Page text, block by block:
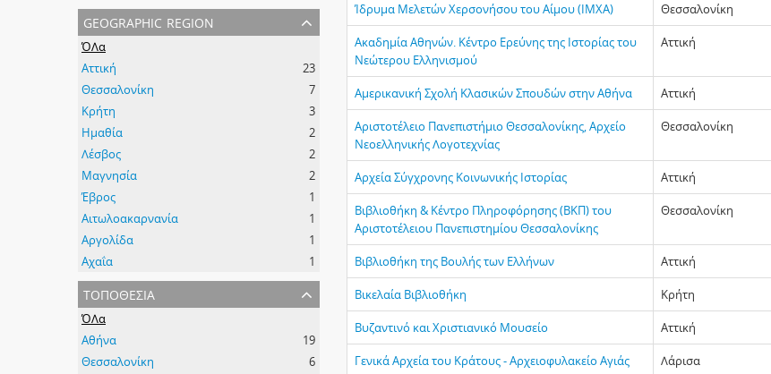
geographic region
ΌΛα
Αττική
23
Θεσσαλονίκη
7
Κρήτη
3
Ημαθία
2
Λέσβος
2
Μαγνησία
2
Έβρος
1
Αιτωλοακαρνανία
1
Αργολίδα
1
Αχαΐα
1
τοποθεσία
ΌΛα
Αθήνα
19
Θεσσαλονίκη
6
Ίδρυμα Μελετών Χερσονήσου του Αίμου (ΙΜΧΑ) Θεσσαλονίκη
Ακαδημία Αθηνών. Κέντρο Ερεύνης της Ιστορίας του
Νεώτερου Ελληνισμού
Αττική
Αμερικανική Σχολή Κλασικών Σπουδών στην Αθήνα Αττική
Αριστοτέλειο Πανεπιστήμιο Θεσσαλονίκης, Αρχείο
Νεοελληνικής Λογοτεχνίας
Θεσσαλονίκη
Αρχεία Σύγχρονης Κοινωνικής Ιστορίας Αττική
Βιβλιοθήκη & Κέντρο Πληροφόρησης (ΒΚΠ) του
Αριστοτέλειου Πανεπιστημίου Θεσσαλονίκης
Θεσσαλονίκη
Βιβλιοθήκη της Βουλής των Ελλήνων Αττική
Βικελαία Βιβλιοθήκη Κρήτη
Βυζαντινό και Χριστιανικό Μουσείο Αττική
Γενικά Αρχεία του Κράτους - Αρχειοφυλακείο Αγιάς Λάρισα